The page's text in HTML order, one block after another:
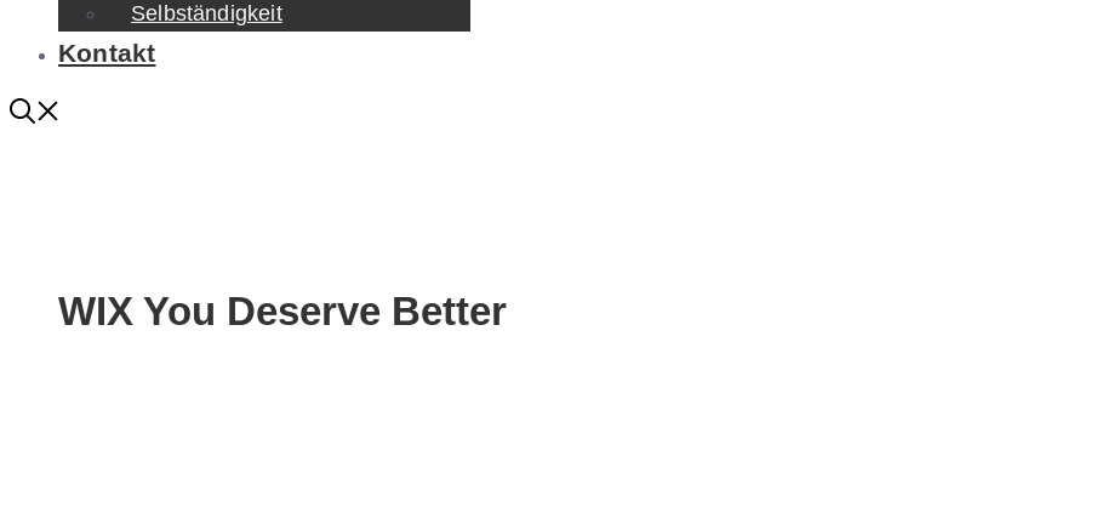
Selbständigkeit
Kontakt
WIX You Deserve Better